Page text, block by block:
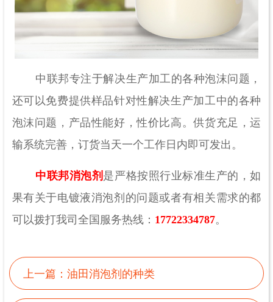
中联邦专注于解决生产加工的各种泡沫问题，
还可以免费提供样品针对性解决生产加工中的各种
泡沫问题，产品性能好，性价比高。供货充足，运
输系统完善，订货当天一个工作日内即可发出。
中联邦消泡剂 是严格按照行业标准生产的，如
果有关于电镀液消泡剂的问题或者有相关需求的都
可以拨打我司全国服务热线： 17722334787。
上一篇： 油田消泡剂的种类